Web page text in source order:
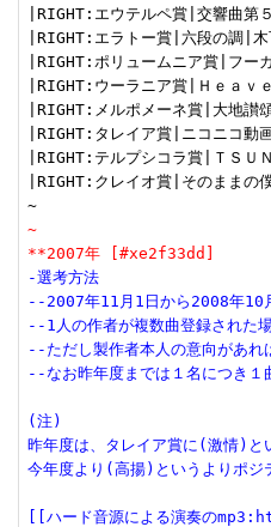
|RIGHT:エウテルペ賞|交響曲第
|RIGHT:エラトー賞|六段の調|木
|RIGHT:ポリュームニア賞|フ
|RIGHT:ウーラニア賞|Ｈｅａｖ
|RIGHT:メルポメーネ賞|大地讃
|RIGHT:タレイア賞|ニコニコ
|RIGHT:テルプシコラ賞|ＴＳＵ
|RIGHT:クレイオ賞|そのままの
~
~
**2007年 [#xe2f33dd]
-選考方法
--2007年11月1日から2008年10
--1人の作者が複数曲登録された
--ただし製作者本人の意向があれ
--なお昨年度までは１名につき１
(注)
昨年度は、タレイア賞に(激情)と
今年度より(高揚)というよりポジ
[[ハード音源による演奏の